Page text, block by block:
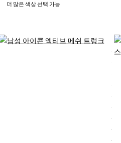
더 많은 색상 선택 가능